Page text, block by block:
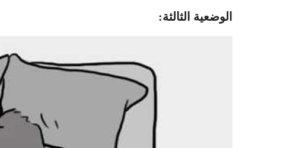
الوضعية الثالثة: